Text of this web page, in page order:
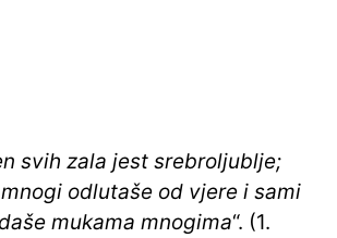
svih zala jest srebroljublje;
odlutaše od vjere i sami
mukama mnogima“. (1.